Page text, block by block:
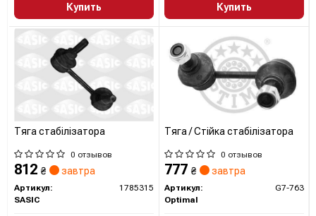
Купить Купить
Тяга стабілізатора
0 отзывов
812 ₴ завтра
Артикул:
1785315
SASIC
Тяга / Стійка стабілізатора
0 отзывов
777 ₴ завтра
Артикул:
G7-763
Optimal